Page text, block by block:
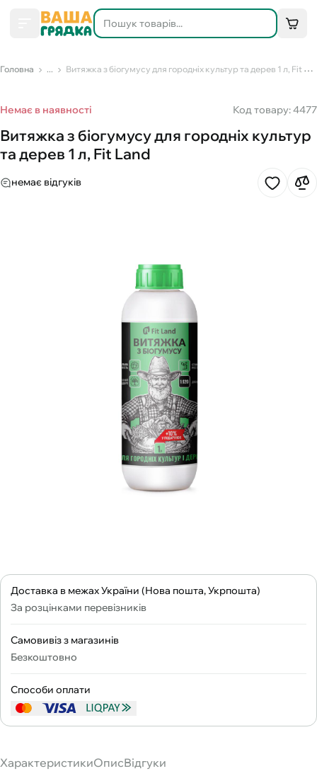
Головна ... Витяжка з біогумусу для городніх культур та дерев 1 л, Fit Land
Немає в наявності Код товару: 4477
Витяжка з біогумусу для городніх культур
та дерев 1 л, Fit Land
немає відгуків
Доставка в межах України (Нова пошта, Укрпошта)
За розцінками перевізників
Самовивіз з магазинів
Безкоштовно
Способи оплати
ХарактеристикиОписВідгуки